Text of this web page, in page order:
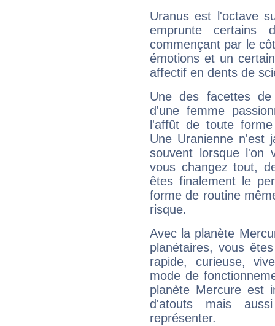
Uranus est l'octave
emprunte
commençant par le
émotions et un
affectif en dents de
Une des facettes
d'une femme
l'affût de toute
Une Uranienne n'est
souvent lorsque l'on
vous changez tout,
êtes finalement le
forme de routine
risque.
Avec la planète
planétaires, vous
rapide, curieuse,
mode de
planète Mercure est
d'atouts mais
représenter.